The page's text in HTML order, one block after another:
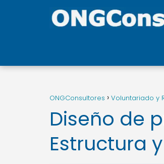
ONGConsultores Voluntariado y
Diseño de
Estructura